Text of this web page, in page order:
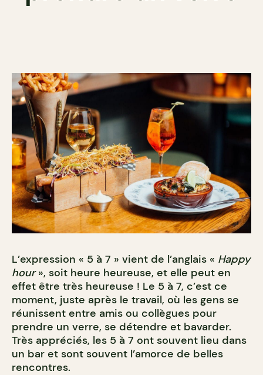
L’expression « 5 à 7 » vient de l’anglais « Happy
hour», soit heure heureuse, et elle peut en
effet être très heureuse ! Le 5 à 7, c’est ce
moment, juste après le travail, où les gens se
réunissent entre amis ou collègues pour
prendre un verre, se détendre et bavarder.
Très appréciés, les 5 à 7 ont souvent lieu dans
un bar et sont souvent l’amorce de belles
rencontres.